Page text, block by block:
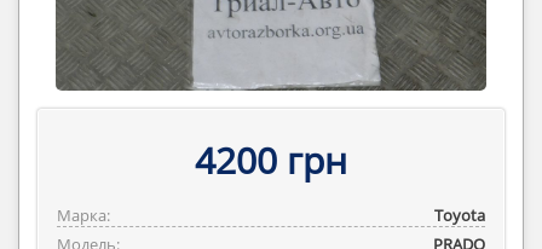
4200 грн
Марка:
Toyota
Модель:
PRADO